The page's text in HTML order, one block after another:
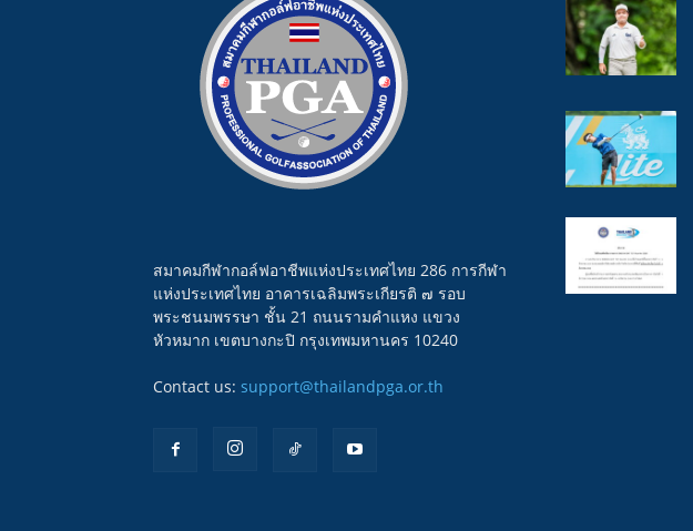
สมาคมกีฬากอล์ฟอาชีพแห่งประเทศไทย 286 การกีฬา
แห่งประเทศไทย อาคารเฉลิมพระเกียรติ ๗ รอบ
พระชนมพรรษา ชั้น 21 ถนนรามคำแหง แขวง
หัวหมาก เขตบางกะปิ กรุงเทพมหานคร 10240
Contact us: support@thailandpga.or.th